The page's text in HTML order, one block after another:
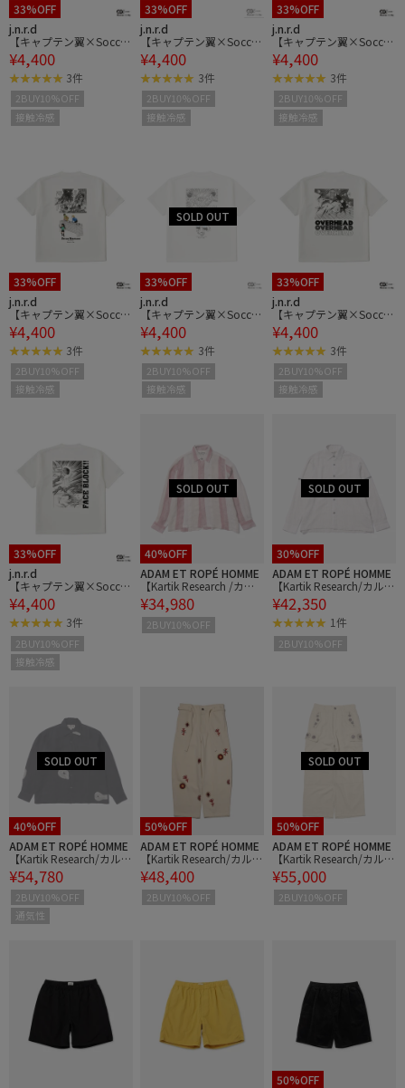
33%OFF
j.n.r.d
【キャプテン翼×Soccer
Junky】コラボTシャツ
¥4,400
3件
2BUY10%OFF
接触冷感
33%OFF
j.n.r.d
【キャプテン翼×Soccer
Junky】コラボTシャツ
¥4,400
3件
2BUY10%OFF
接触冷感
33%OFF
j.n.r.d
【キャプテン翼×Soccer
Junky】コラボTシャツ
¥4,400
3件
2BUY10%OFF
接触冷感
33%OFF
j.n.r.d
【キャプテン翼×Soccer
Junky】コラボTシャツ
¥4,400
3件
2BUY10%OFF
接触冷感
33%OFF
j.n.r.d
【キャプテン翼×Soccer
Junky】コラボTシャツ
¥4,400
3件
2BUY10%OFF
接触冷感
33%OFF
j.n.r.d
【キャプテン翼×Soccer
Junky】コラボTシャツ
¥4,400
3件
2BUY10%OFF
接触冷感
33%OFF
j.n.r.d
【キャプテン翼×Soccer
Junky】コラボTシャツ
¥4,400
3件
2BUY10%OFF
接触冷感
40%OFF
ADAM ET ROPÉ HOMME
【Kartik Research /カル
ティック リサーチ】Box
Shirts
¥34,980
2BUY10%OFF
30%OFF
ADAM ET ROPÉ HOMME
【Kartik Research/カルテ
ィック リサーチ】Rabari
Shirt
¥42,350
1件
2BUY10%OFF
40%OFF
ADAM ET ROPÉ HOMME
【Kartik Research/カルテ
ィック リサーチ】Repair
Stitch Jacket
¥54,780
2BUY10%OFF
通気性
50%OFF
ADAM ET ROPÉ HOMME
【Kartik Research/カルテ
ィック リサーチ】Fauji P
ants
¥48,400
2BUY10%OFF
50%OFF
ADAM ET ROPÉ HOMME
【Kartik Research/カルテ
ィック リサーチ】Leh Ca
rgo Pant
¥55,000
2BUY10%OFF
50%OFF